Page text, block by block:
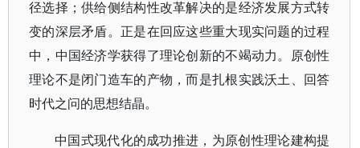
径选择；供给侧结构性改革解决的是经济发展方式转
变的深层矛盾。正是在回应这些重大现实问题的过程
中，中国经济学获得了理论创新的不竭动力。原创性
理论不是闭门造车的产物，而是扎根实践沃土、回答
时代之问的思想结晶。
中国式现代化的成功推进，为原创性理论建构提